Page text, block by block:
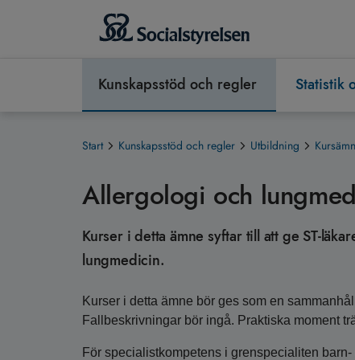
Kunskapsstöd och regler Statistik
Start Kunskapsstöd och regler Utbildning
Allergologi och
Kurser i detta ämne syftar till att ge ST-
lungmedicin.
Kurser i detta ämne bör ges som en
Fallbeskrivningar bör ingå. Praktiska moment
För specialistkompetens i grenspecialiten